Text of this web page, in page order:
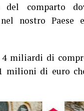
comparto
nostro Paese
miliardi di
milioni di euro